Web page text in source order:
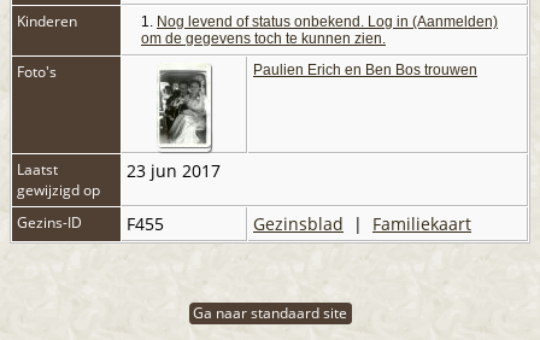
Kinderen 1. Nog levend of status onbekend. Log in (Aanmelden)
om de gegevens toch te kunnen zien.
Foto's Paulien Erich en Ben Bos trouwen
Laatst
gewijzigd op
23 jun 2017
Gezins-ID F455 Gezinsblad | Familiekaart
Ga naar standaard site